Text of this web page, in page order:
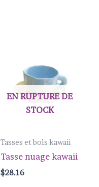
EN RUPTURE DE
STOCK
Tasses et bols kawaii
Tasse nuage kawaii
$28.16